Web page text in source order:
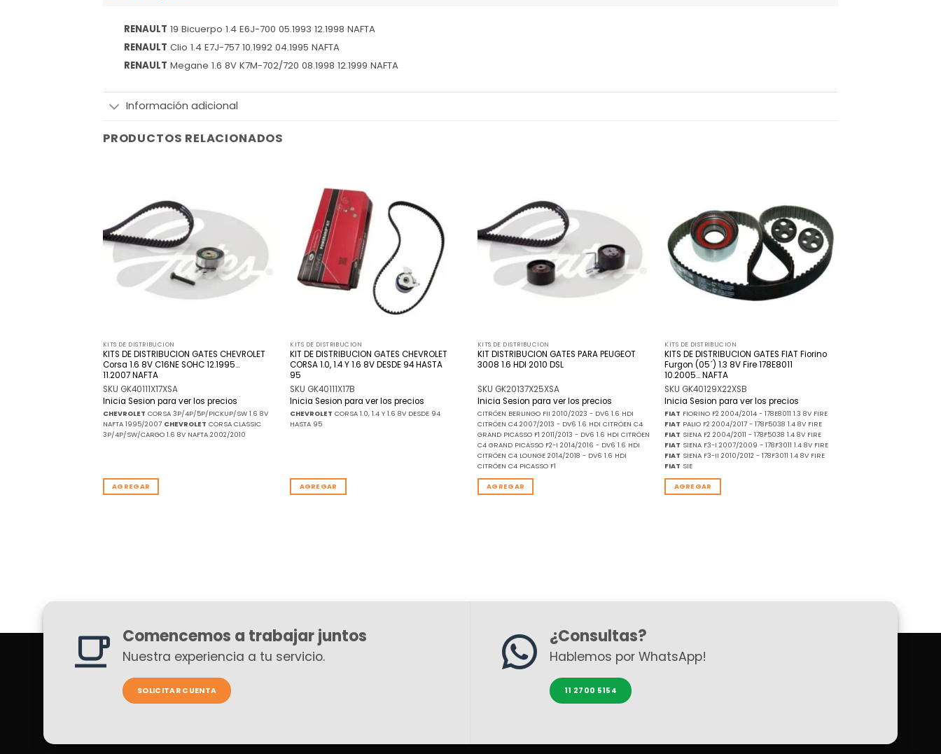
RENAULT 19 Bicuerpo 1.4 E6J-700 05.1993 12.1998 NAFTA
RENAULT Clio 1.4 E7J-757 10.1992 04.1995 NAFTA
RENAULT Megane 1.6 8V K7M-702/720 08.1998 12.1999 NAFTA
Información adicional
PRODUCTOS RELACIONADOS
deseos
KITS DE DISTRIBUCION
KITS DE DISTRIBUCION GATES CHEVROLET
Corsa 1.6 8V C16NE SOHC 12.1995…
11.2007 NAFTA
SKU GK40111X17XSA
Inicia Sesion para ver los precios
CHEVROLET CORSA 3P/4P/5P/PICKUP/SW 1.6 8V
NAFTA 1995/2007 CHEVROLET CORSA CLASSIC
3P/4P/SW/CARGO 1.6 8V NAFTA 2002/2010
AGREGAR
de
deseos
KITS DE DISTRIBUCION
KIT DE DISTRIBUCION GATES CHEVROLET
CORSA 1.0, 1.4 Y 1.6 8V DESDE 94 HASTA
95
SKU GK40111X17B
Inicia Sesion para ver los precios
CHEVROLET CORSA 1.0, 1.4 Y 1.6 8V DESDE 94
HASTA 95
AGREGAR
deseos
KITS DE DISTRIBUCION
KIT DISTRIBUCION GATES PARA PEUGEOT
3008 1.6 HDI 2010 DSL
SKU GK20137X25XSA
Inicia Sesion para ver los precios
CITRÖEN BERLINGO FII 2010/2023 - DV6 1.6 HDI
CITRÖEN C4 2007/2013 - DV6 1.6 HDI CITRÖEN C4
GRAND PICASSO F1 2011/2013 - DV6 1.6 HDI CITRÖEN
C4 GRAND PICASSO F2-I 2014/2016 - DV6 1.6 HDI
CITRÖEN C4 LOUNGE 2014/2018 - DV6 1.6 HDI
CITRÖEN C4 PICASSO F1
AGREGAR
lista
de
deseos
KITS DE DISTRIBUCION
KITS DE DISTRIBUCION GATES FIAT Fiorino
Furgon (05´) 1.3 8V Fire 178E8011
10.2005… NAFTA
SKU GK40129X22XSB
Inicia Sesion para ver los precios
FIAT FIORINO F2 2004/2014 - 178E8011 1.3 8V FIRE
FIAT PALIO F2 2004/2017 - 178F5038 1.4 8V FIRE
FIAT SIENA F2 2004/2011 - 178F5038 1.4 8V FIRE
FIAT SIENA F3-I 2007/2009 - 178F3011 1.4 8V FIRE
FIAT SIENA F3-II 2010/2012 - 178F3011 1.4 8V FIRE
FIAT SIE
AGREGAR
Comencemos a trabajar juntos
Nuestra experiencia a tu servicio.
SOLICITAR CUENTA
¿Consultas?
Hablemos por WhatsApp!
11 2700 5154